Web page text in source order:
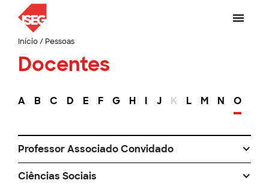
Início/ Pessoas
Docentes
A B C D E F G H I J K L M N O
Professor Associado Convidado
Ciências Sociais